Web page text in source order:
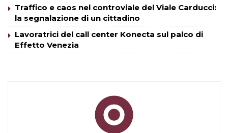
Traffico e caos nel controviale del Viale Carducci:
la segnalazione di un cittadino
Lavoratrici del call center Konecta sul palco di
Effetto Venezia